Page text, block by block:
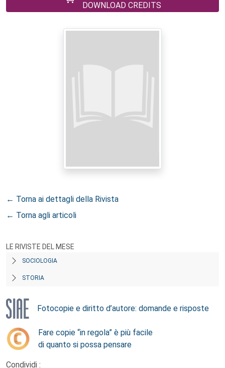
DOWNLOAD CREDITS
← Torna ai dettagli della Rivista
← Torna agli articoli
LE RIVISTE DEL MESE
SOCIOLOGIA
STORIA
Fotocopie e diritto d’autore: domande e risposte
Fare copie “in regola” è più facile
di quanto si possa pensare
Condividi :